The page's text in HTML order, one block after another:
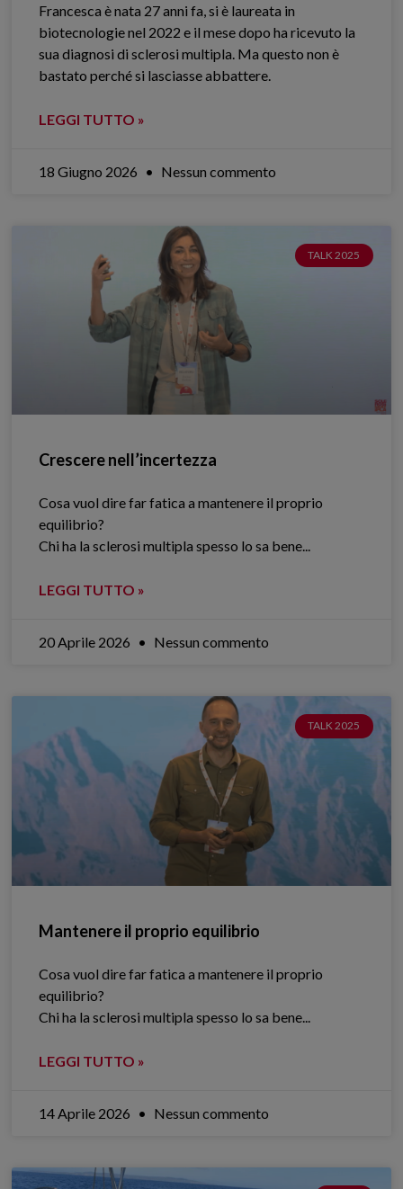
Francesca è nata 27 anni fa, si è laureata in
biotecnologie nel 2022 e il mese dopo ha ricevuto la
sua diagnosi di sclerosi multipla. Ma questo non è
bastato perché si lasciasse abbattere.
LEGGI TUTTO »
18 Giugno 2026 Nessun commento
TALK 2025
Crescere nell’incertezza
Cosa vuol dire far fatica a mantenere il proprio
equilibrio?
Chi ha la sclerosi multipla spesso lo sa bene.​..
LEGGI TUTTO »
20 Aprile 2026 Nessun commento
TALK 2025
Mantenere il proprio equilibrio
Cosa vuol dire far fatica a mantenere il proprio
equilibrio?
Chi ha la sclerosi multipla spesso lo sa bene.​..
LEGGI TUTTO »
14 Aprile 2026 Nessun commento